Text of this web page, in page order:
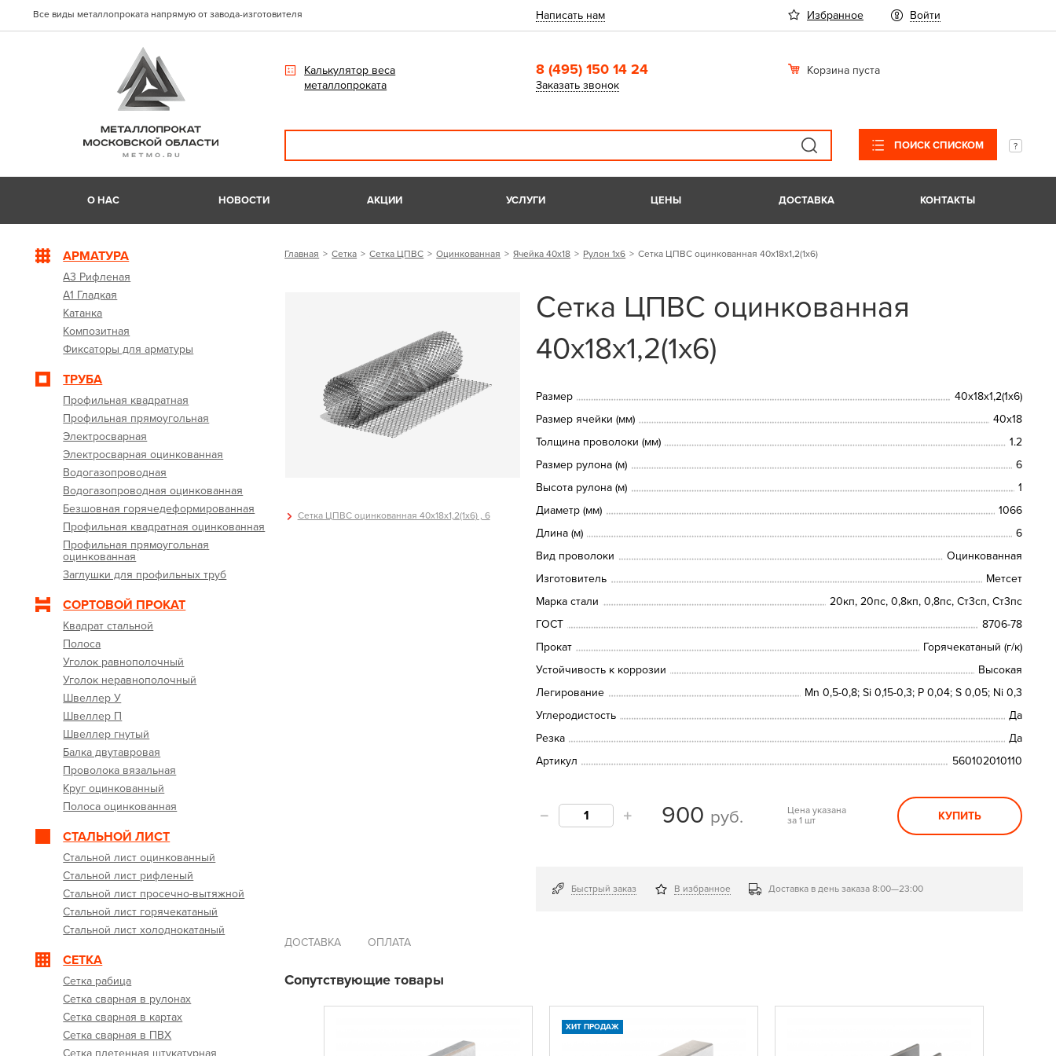
Все виды металлопроката напрямую от завода-изготовителя Написать нам Избранное Войти
Калькулятор веса
металлопроката
8 (495) 150 14 24
Заказать звонок
Корзина пуста
ПОИСК СПИСКОМ
О НАС НОВОСТИ АКЦИИ УСЛУГИ ЦЕНЫ ДОСТАВКА КОНТАКТЫ
АРМАТУРА
А3 Рифленая
А1 Гладкая
Катанка
Композитная
Фиксаторы для арматуры
ТРУБА
Профильная квадратная
Профильная прямоугольная
Электросварная
Электросварная оцинкованная
Водогазопроводная
Водогазопроводная оцинкованная
Безшовная горячедеформированная
Профильная квадратная оцинкованная
Профильная прямоугольная
оцинкованная
Заглушки для профильных труб
СОРТОВОЙ ПРОКАТ
Квадрат стальной
Полоса
Уголок равнополочный
Уголок неравнополочный
Швеллер У
Швеллер П
Швеллер гнутый
Балка двутавровая
Проволока вязальная
Круг оцинкованный
Полоса оцинкованная
СТАЛЬНОЙ ЛИСТ
Стальной лист оцинкованный
Стальной лист рифленый
Стальной лист просечно-вытяжной
Стальной лист горячекатаный
Стальной лист холоднокатаный
СЕТКА
Сетка рабица
Сетка сварная в рулонах
Сетка сварная в картах
Сетка сварная в ПВХ
Сетка плетенная штукатурная
Главная Сетка Сетка ЦПВС Оцинкованная Ячейка 40x18 Рулон 1х6 Сетка ЦПВС оцинкованная 40х18х1,2(1х6)
Сетка ЦПВС оцинкованная 40х18х1,2(1х6) , 6
Сетка ЦПВС оцинкованная
40х18х1,2(1х6)
Размер
40х18х1,2(1х6)
Размер ячейки (мм)
40х18
Толщина проволоки (мм)
1.2
Размер рулона (м)
6
Высота рулона (м)
1
Диаметр (мм)
1066
Длина (м)
6
Вид проволоки
Оцинкованная
Изготовитель
Метсет
Марка стали
20кп, 20пс, 0,8кп, 0,8пс, Ст3сп, Ст3пс
ГОСТ
8706-78
Прокат
Горячекатаный (г/к)
Устойчивость к коррозии
Высокая
Легирование
Mn 0,5-0,8; Si 0,15-0,3; P 0,04; S 0,05; Ni 0,3
Углеродистость
Да
Резка
Да
Артикул
560102010110
900 руб.
Цена указана
за 1 шт
КУПИТЬ
Быстрый заказ В избранное Доставка в день заказа 8:00—23:00
ДОСТАВКА ОПЛАТА
Сопутствующие товары
ХИТ ПРОДАЖ